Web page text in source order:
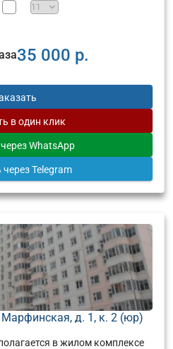
35 000 р.
в один клик
через WhatsApp
через Telegram
д. 1, к. 2 (юр)
в жилом комплексе